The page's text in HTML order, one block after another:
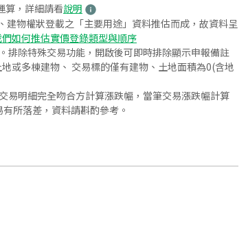
算，詳細請看說明
物權狀登載之「主要用途」資料推估而成，故資料呈
如何推估實價登錄類型與順序
排除特殊交易功能，開啟後可即時排除顯示申報備註
或多棟建物、 交易標的僅有建物、土地面積為0(含地
易明細完全吻合方計算漲跌幅，當筆交易漲跌幅計算
所落差，資料請斟酌參考。